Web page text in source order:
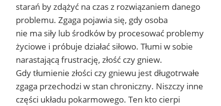
starań by zdążyć na czas z rozwiązaniem danego
problemu. Zgaga pojawia się, gdy osoba
nie ma siły lub środków by procesować problemy
życiowe i próbuje działać siłowo. Tłumi w sobie
narastającą frustrację, złość czy gniew.
Gdy tłumienie złości czy gniewu jest długotrwałe
zgaga przechodzi w stan chroniczny. Niszczy inne
części układu pokarmowego. Ten kto cierpi